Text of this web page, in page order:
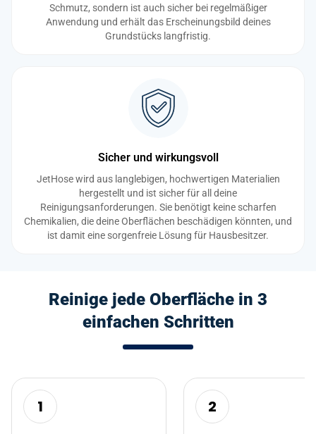
Schmutz, sondern ist auch sicher bei regelmäßiger
Anwendung und erhält das Erscheinungsbild deines
Grundstücks langfristig.
Sicher und wirkungsvoll
JetHose wird aus langlebigen, hochwertigen Materialien
hergestellt und ist sicher für all deine
Reinigungsanforderungen. Sie benötigt keine scharfen
Chemikalien, die deine Oberflächen beschädigen könnten, und
ist damit eine sorgenfreie Lösung für Hausbesitzer.
Reinige jede Oberfläche in 3
einfachen Schritten
1 2